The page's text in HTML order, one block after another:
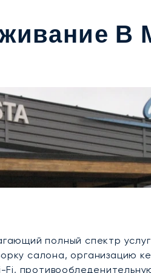
В
полный спектр
салона, организацию